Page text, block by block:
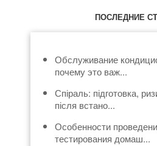
ПОСЛЕДНИЕ
Обслуживание
почему это важ...
Спіраль: підготовка,
після встано...
Особенности
тестирования домаш...